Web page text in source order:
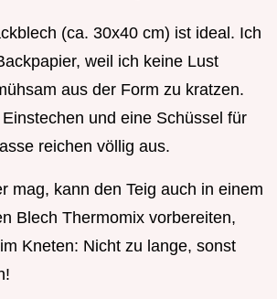
(ca. 30x40 cm) ist ideal. Ich
weil ich keine Lust
aus der Form zu kratzen.
und eine Schüssel für
reichen völlig aus.
mag, kann den Teig auch in einem
Blech Thermomix vorbereiten,
Kneten: Nicht zu lange, sonst